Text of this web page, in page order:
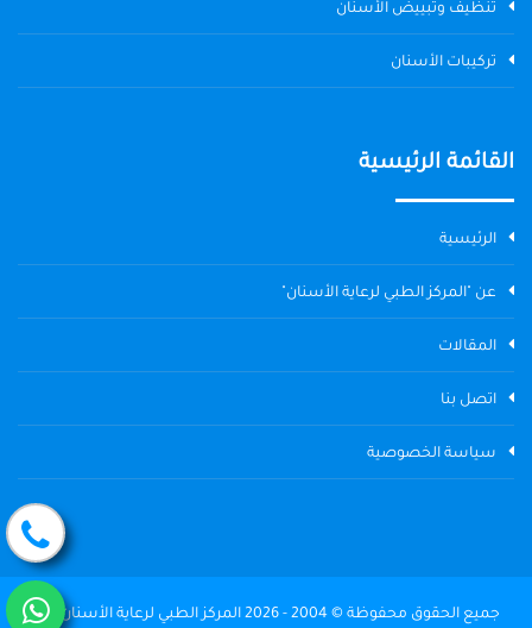
تنظيف وتبييض الأسنان
تركيبات الأسنان
القائمة الرئيسية
الرئيسية
عن "المركز الطبي لرعاية الأسنان"
المقالات
اتصل بنا
سياسة الخصوصية
جميع الحقوق محفوظة © 2004 - 2026 المركز الطبي لرعاية الأسنان The